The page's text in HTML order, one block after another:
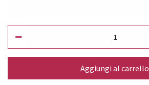
Aggiungi al carrello